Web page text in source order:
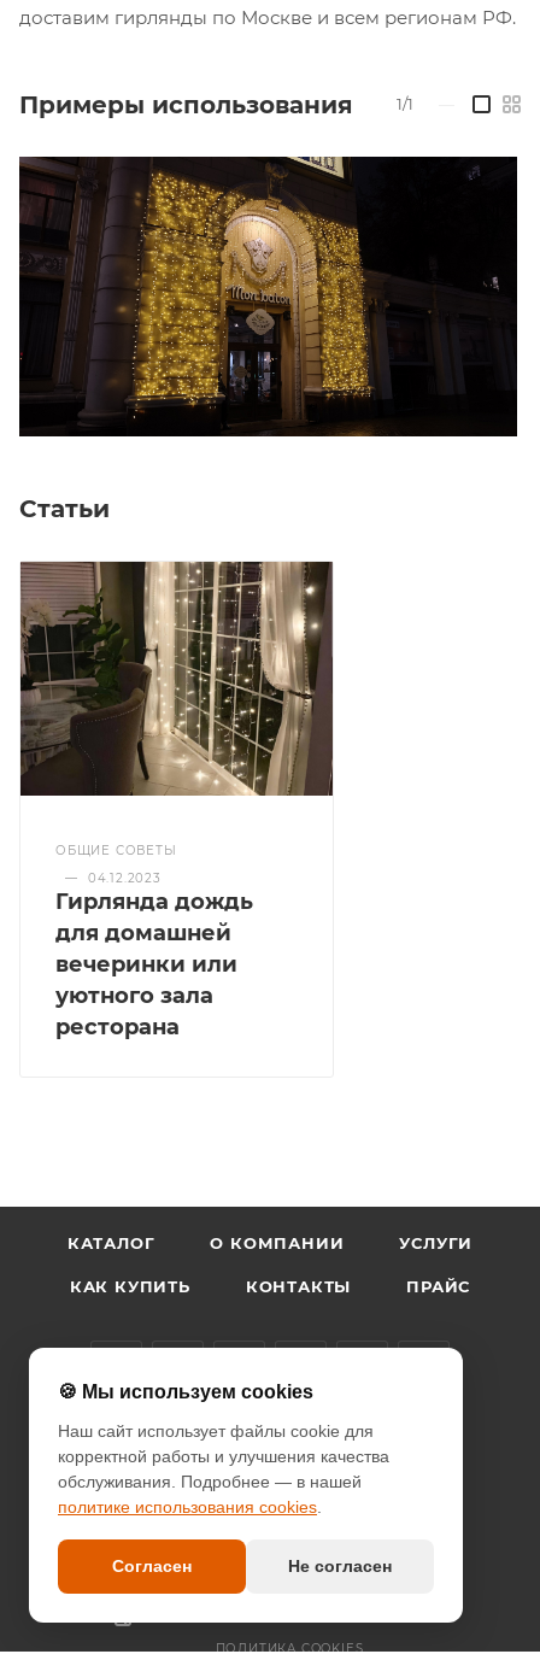
доставим гирлянды по Москве и всем регионам РФ.
Примеры использования 1/1
Статьи
ОБЩИЕ СОВЕТЫ
—
04.12.2023
Гирлянда дождь
для домашней
вечеринки или
уютного зала
ресторана
КАТАЛОГ О КОМПАНИИ УСЛУГИ
КАК КУПИТЬ КОНТАКТЫ ПРАЙС
+7 (926) 021-06-22 ЗАКАЗАТЬ ЗВОНОК
info@diodcity.ru
г. Москва, Союзный проспект, д.
14/9, метро Новогиреево
ПОЛИТИКА COOKIES
🍪 Мы используем cookies
Наш сайт использует файлы cookie для
корректной работы и улучшения качества
обслуживания. Подробнее — в нашей
политике использования cookies
Согласен Не согласен